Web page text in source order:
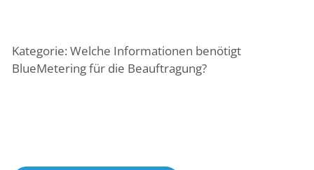
Kategorie: Welche Informationen benötigt
BlueMetering für die Beauftragung?